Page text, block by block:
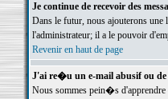
Je continue de recevoir des
Dans le futur, nous ajouterons
l'administrateur; il a le pouvoir
Revenir en haut de page
J'ai re�u un e-mail abusif ou
Nous sommes pein�s d'apprendre